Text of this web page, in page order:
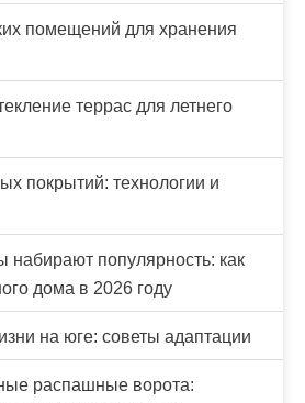
помещений для хранения
террас для летнего
покрытий: технологии и
набирают популярность: как
дома в 2026 году
на юге: советы адаптации
распашные ворота: